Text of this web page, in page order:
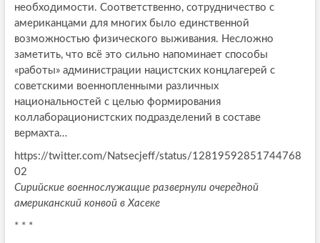
необходимости. Соответственно, сотрудничество с
американцами для многих было единственной
возможностью физического выживания. Несложно
заметить, что всё это сильно напоминает способы
«работы» администрации нацистских концлагерей с
советскими военнопленными различных
национальностей с целью формирования
коллаборационистских подразделений в составе
вермахта…
https://twitter.com/Natsecjeff/status/12819592851744768
02
Сирийские военнослужащие развернули очередной
американский конвой в Хасеке
* * *